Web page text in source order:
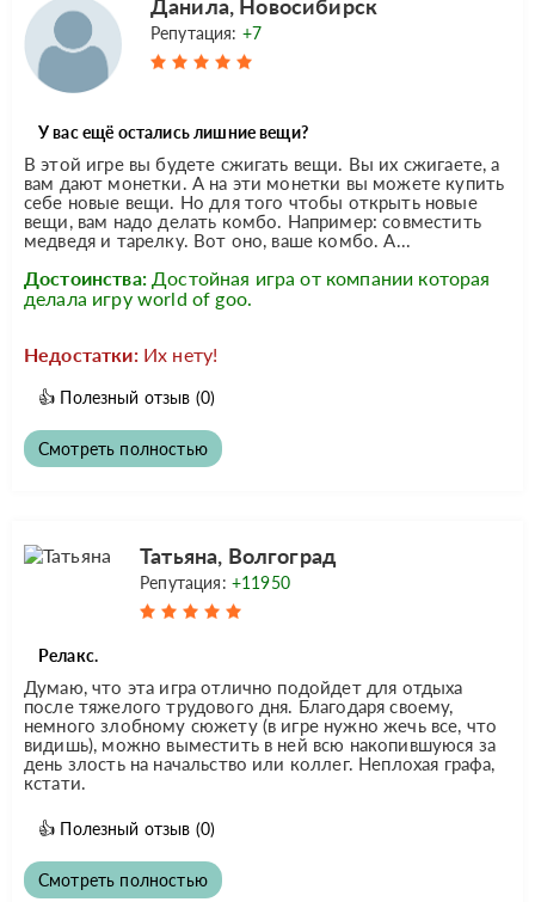
Данила, Новосибирск
Репутация: +7
У вас ещё остались лишние вещи?
В этой игре вы будете сжигать вещи. Вы их сжигаете, а
вам дают монетки. А на эти монетки вы можете купить
себе новые вещи. Но для того чтобы открыть новые
вещи, вам надо делать комбо. Например: совместить
медведя и тарелку. Вот оно, ваше комбо. А...
Достоинства: Достойная игра от компании которая
делала игру world of goo.
Недостатки: Их нету!
👍 Полезный отзыв (0)
Смотреть полностью
Татьяна, Волгоград
Репутация: +11950
Релакс.
Думаю, что эта игра отлично подойдет для отдыха
после тяжелого трудового дня. Благодаря своему,
немного злобному сюжету (в игре нужно жечь все, что
видишь), можно выместить в ней всю накопившуюся за
день злость на начальство или коллег. Неплохая графа,
кстати.
👍 Полезный отзыв (0)
Смотреть полностью